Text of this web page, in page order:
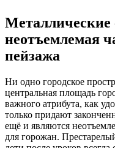
Металлические
неотъемлемая
пейзажа
Ни одно городское
центральная площадь
важного атрибута, как
только придают
ещё и являются
для горожан.